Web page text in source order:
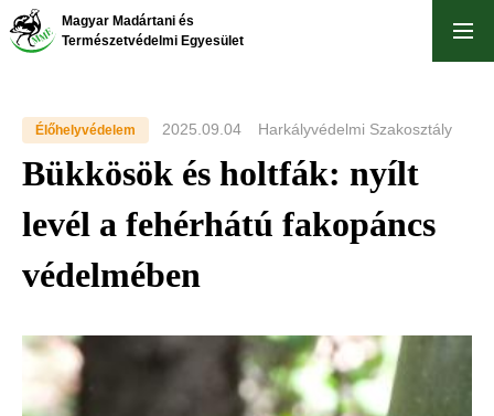
Ugrás
Magyar Madártani és
Természetvédelmi Egyesület
Élőhelyvédelem 2025.09.04 Harkályvédelmi Szakosztály
Bükkösök és holtfák: nyílt
levél a fehérhátú fakopáncs
védelmében